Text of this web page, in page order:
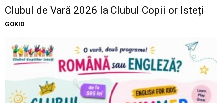
Clubul de Vară 2026 la Clubul Copiilor Isteți
GOKID